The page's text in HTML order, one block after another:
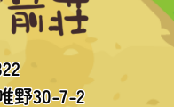
野30-7-2